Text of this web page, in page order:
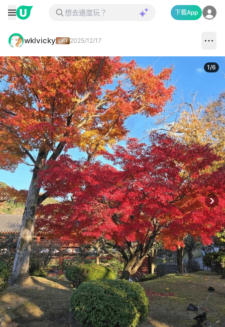
下載App
wklvicky 2025/12/17
1/6